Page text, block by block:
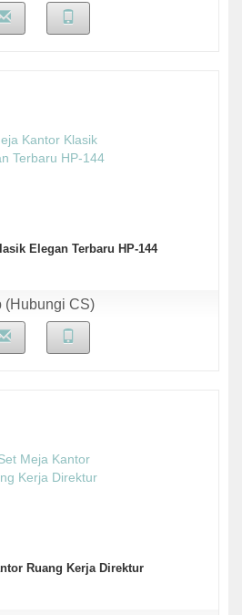
Elegan Terbaru HP-144
(Hubungi CS)
Ruang Kerja Direktur